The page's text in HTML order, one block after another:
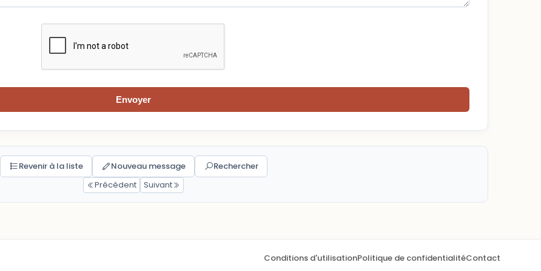
Envoyer
Revenir à la liste Nouveau message
Rechercher
Précédent
Suivant
Conditions d'utilisationPolitique de confidentialitéContact